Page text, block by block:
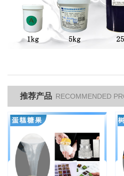
推荐产品 RECOMMENDED